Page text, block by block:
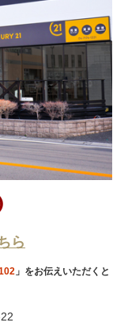
ら
」をお伝えいただくと